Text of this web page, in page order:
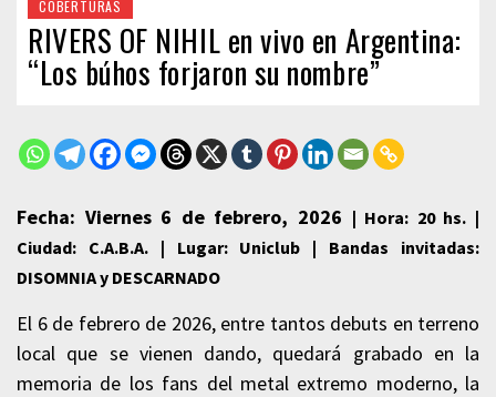
COBERTURAS
RIVERS OF NIHIL en vivo en Argentina:
“Los búhos forjaron su nombre”
Fecha: Viernes 6 de febrero, 2026 | Hora: 20 hs. |
Ciudad: C.A.B.A. | Lugar: Uniclub | Bandas invitadas:
DISOMNIA y DESCARNADO
El 6 de febrero de 2026, entre tantos debuts en terreno
local que se vienen dando, quedará grabado en la
memoria de los fans del metal extremo moderno, la